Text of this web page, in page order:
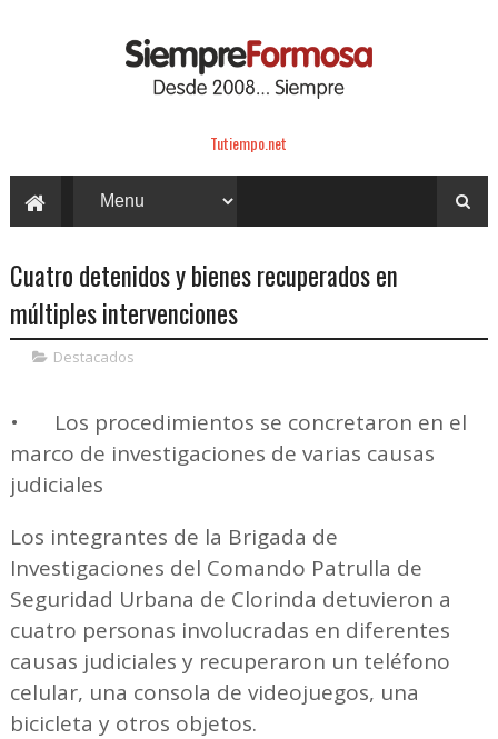
Tutiempo.net
Cuatro detenidos y bienes recuperados en
múltiples intervenciones
Destacados
•
Los procedimientos se concretaron en el
marco de investigaciones de varias causas
judiciales
Los integrantes de la Brigada de
Investigaciones del Comando Patrulla de
Seguridad Urbana de Clorinda detuvieron a
cuatro personas involucradas en diferentes
causas judiciales y recuperaron un teléfono
celular, una consola de videojuegos, una
bicicleta y otros objetos.